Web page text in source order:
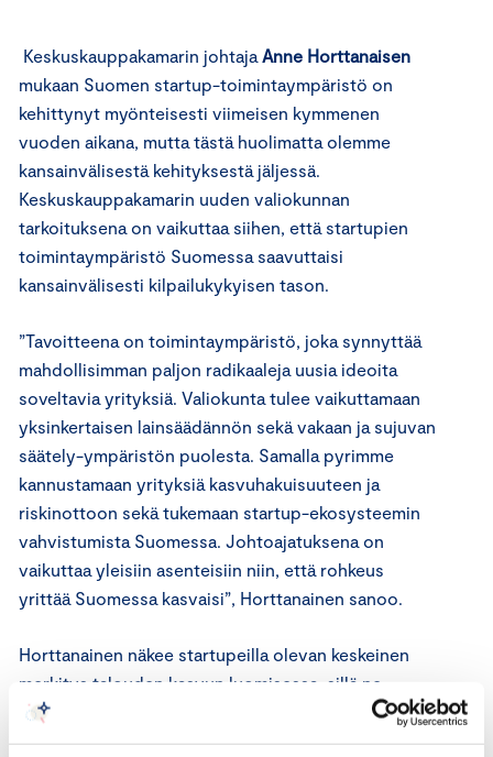
Keskuskauppakamarin johtaja Anne Horttanaisen
mukaan Suomen startup-toimintaympäristö on
kehittynyt myönteisesti viimeisen kymmenen
vuoden aikana, mutta tästä huolimatta olemme
kansainvälisestä kehityksestä jäljessä.
Keskuskauppakamarin uuden valiokunnan
tarkoituksena on vaikuttaa siihen, että startupien
toimintaympäristö Suomessa saavuttaisi
kansainvälisesti kilpailukykyisen tason.
”Tavoitteena on toimintaympäristö, joka synnyttää
mahdollisimman paljon radikaaleja uusia ideoita
soveltavia yrityksiä. Valiokunta tulee vaikuttamaan
yksinkertaisen lainsäädännön sekä vakaan ja sujuvan
säätely-ympäristön puolesta. Samalla pyrimme
kannustamaan yrityksiä kasvuhakuisuuteen ja
riskinottoon sekä tukemaan startup-ekosysteemin
vahvistumista Suomessa. Johtoajatuksena on
vaikuttaa yleisiin asenteisiin niin, että rohkeus
yrittää Suomessa kasvaisi”, Horttanainen sanoo.
Horttanainen näkee startupeilla olevan keskeinen
merkitys talouden kasvun luomisessa, sillä ne
synnyttävät uusia ideoita ja työpaikkoja. Ne
uudistavat elinkeinorakennetta, haastavat suuria